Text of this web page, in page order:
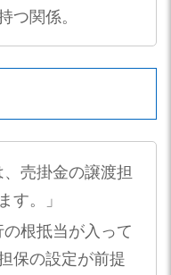
つ関係。
、売掛金の譲渡担
す。」
の根抵当が入って
保の設定が前提